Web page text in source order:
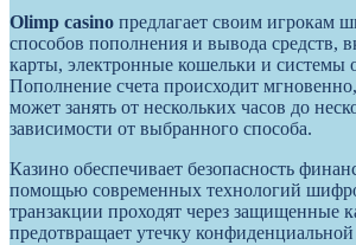
Olimp casino предлагает своим игрокам
способов пополнения и вывода средств,
карты, электронные кошельки и системы
Пополнение счета происходит
может занять от нескольких часов до
зависимости от выбранного способа.
Казино обеспечивает безопасность
помощью современных технологий
транзакции проходят через защищенные
предотвращает утечку